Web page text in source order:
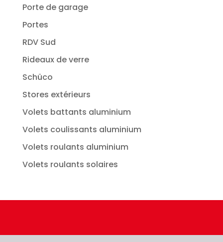
Porte de garage
Portes
RDV Sud
Rideaux de verre
Schüco
Stores extérieurs
Volets battants aluminium
Volets coulissants aluminium
Volets roulants aluminium
Volets roulants solaires